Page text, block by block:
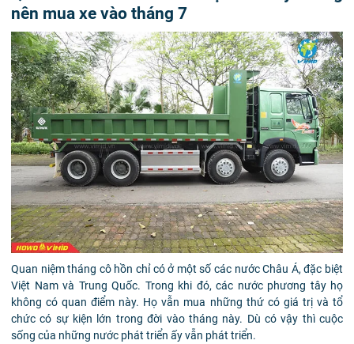
nên mua xe vào tháng 7
Quan niệm tháng cô hồn chỉ có ở một số các nước Châu Á, đặc biệt
Việt Nam và Trung Quốc. Trong khi đó, các nước phương tây họ
không có quan điểm này. Họ vẫn mua những thứ có giá trị và tổ
chức có sự kiện lớn trong đời vào tháng này. Dù có vậy thì cuộc
sống của những nước phát triển ấy vẫn phát triển.